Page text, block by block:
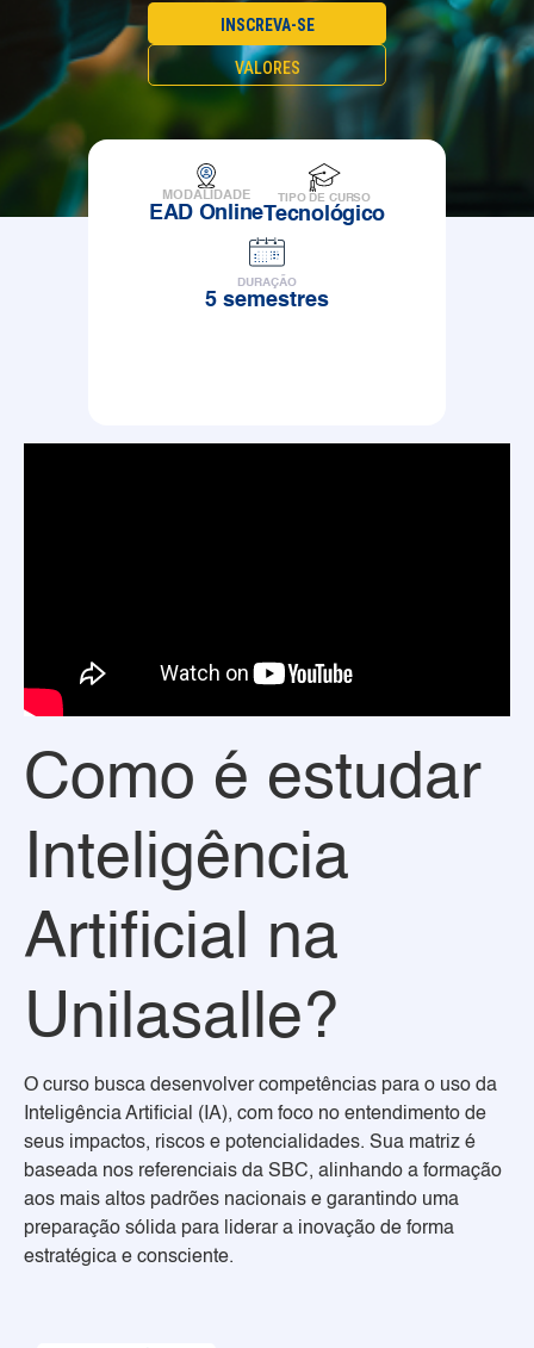
INSCREVA-SE
VALORES
MODALIDADE
EAD Online
TIPO DE CURSO
Tecnológico
DURAÇÃO
5 semestres
Como é estudar
Inteligência
Artificial na
Unilasalle?
O curso busca desenvolver competências para o uso da
Inteligência Artificial (IA), com foco no entendimento de
seus impactos, riscos e potencialidades. Sua matriz é
baseada nos referenciais da SBC, alinhando a formação
aos mais altos padrões nacionais e garantindo uma
preparação sólida para liderar a inovação de forma
estratégica e consciente.